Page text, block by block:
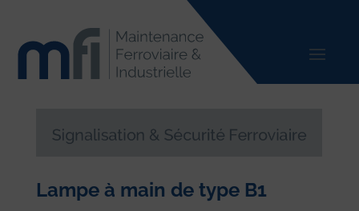
Lampe à main de type B1